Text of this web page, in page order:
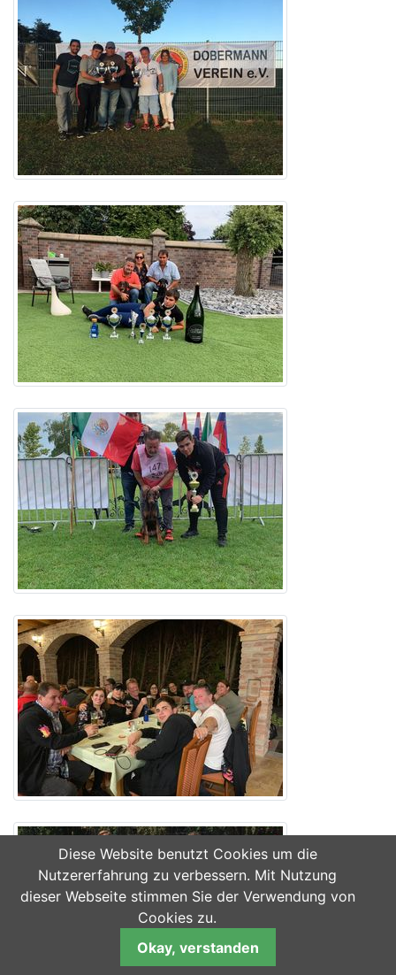
Diese Website benutzt Cookies um die
Nutzererfahrung zu verbessern. Mit Nutzung
dieser Webseite stimmen Sie der Verwendung von
Cookies zu.
Okay, verstanden